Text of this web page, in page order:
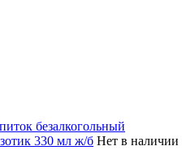
безалкогольный
330 мл ж/б Нет в наличии